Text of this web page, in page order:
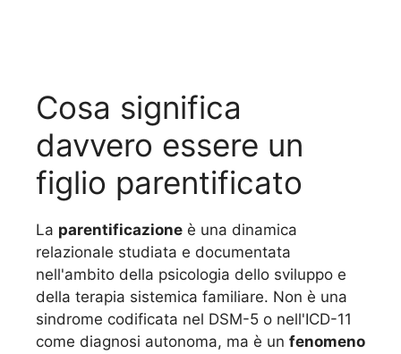
Cosa significa
davvero essere un
figlio parentificato
La parentificazione è una dinamica
relazionale studiata e documentata
nell'ambito della psicologia dello sviluppo e
della terapia sistemica familiare. Non è una
sindrome codificata nel DSM-5 o nell'ICD-11
come diagnosi autonoma, ma è un fenomeno